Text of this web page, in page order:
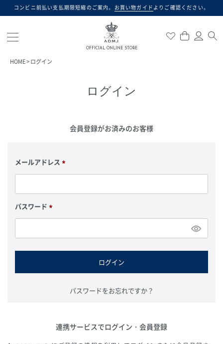
コンビニ前払い支払期限短縮のご案内。 お買い物ガイド よりご確認ください。
OFFICIAL ONLINE STORE
検索
HOME ログイン
ログイン
会員登録がお済みのお客様
メールアドレス
(
須
パスワード
(
須
ログイン
パスワードをお忘れですか？
連携サービスでログイン・会員登録